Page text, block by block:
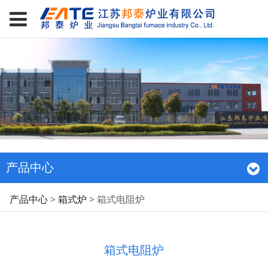
产品中心
箱式电阻炉
产品中心> 箱式炉 > 箱式电阻炉
箱式电阻炉